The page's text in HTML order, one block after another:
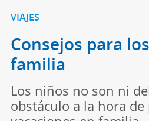
VIAJES
Consejos para
familia
Los niños no son ni
obstáculo a la hora de